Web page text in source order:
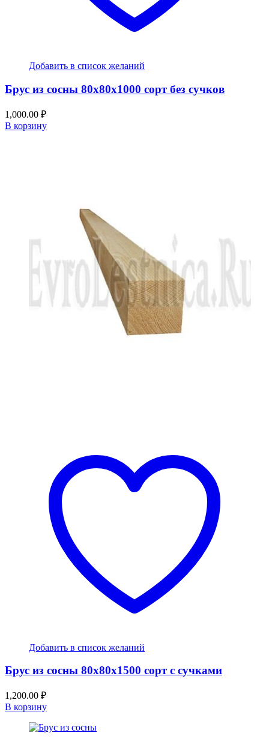
Добавить в список желаний
Брус из сосны 80x80x1000 сорт без сучков
1,000.00 ₽
В корзину
Добавить в список желаний
Брус из сосны 80x80x1500 сорт с сучками
1,200.00 ₽
В корзину